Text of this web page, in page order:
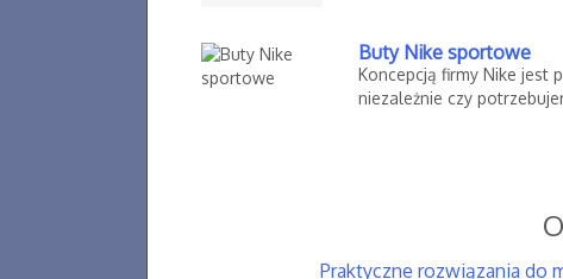
Buty Nike sportowe
Koncepcją firmy Nike jest
niezależnie czy
Praktyczne rozwiązania do